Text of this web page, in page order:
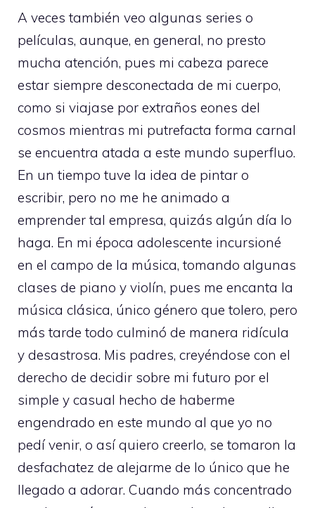
A veces también veo algunas series o
películas, aunque, en general, no presto
mucha atención, pues mi cabeza parece
estar siempre desconectada de mi cuerpo,
como si viajase por extraños eones del
cosmos mientras mi putrefacta forma carnal
se encuentra atada a este mundo superfluo.
En un tiempo tuve la idea de pintar o
escribir, pero no me he animado a
emprender tal empresa, quizás algún día lo
haga. En mi época adolescente incursioné
en el campo de la música, tomando algunas
clases de piano y violín, pues me encanta la
música clásica, único género que tolero, pero
más tarde todo culminó de manera ridícula
y desastrosa. Mis padres, creyéndose con el
derecho de decidir sobre mi futuro por el
simple y casual hecho de haberme
engendrado en este mundo al que yo no
pedí venir, o así quiero creerlo, se tomaron la
desfachatez de alejarme de lo único que he
llegado a adorar. Cuando más concentrado